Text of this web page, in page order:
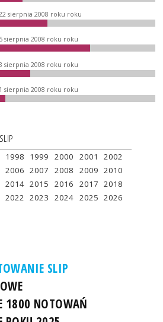
sierpnia 2008 roku roku
sierpnia 2008 roku roku
sierpnia 2008 roku roku
sierpnia 2008 roku roku
1998 1999 2000 2001
2002
2006 2007 2008 2009 2010
2014 2015 2016 2017 2018
2022 2023 2024 2025 2026
SLIP
1800 NOTOWAŃ